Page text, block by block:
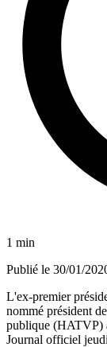
1 min
Publié le 30/01/
L'ex-premier
nommé président
publique (HATVP)
Journal officiel